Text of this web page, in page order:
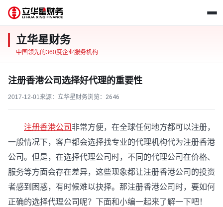
立华星财务
中国领先的360度企业服务机构
注册香港公司选择好代理的重要性
2017-12-01来源：立华星财务浏览： 2646
注册香港公司 非常方便，在全球任何地方都可以注册，
一般情况下，客户都会选择找专业的代理机构代为注册香港
公司。但是，在选择代理公司时，不同的代理公司在价格、
服务等方面会存在差异，这些现象都让注册香港公司的投资
者感到困惑，有时候难以抉择。那注册香港公司时，要如何
正确的选择代理公司呢？下面和小编一起来了解一下吧！